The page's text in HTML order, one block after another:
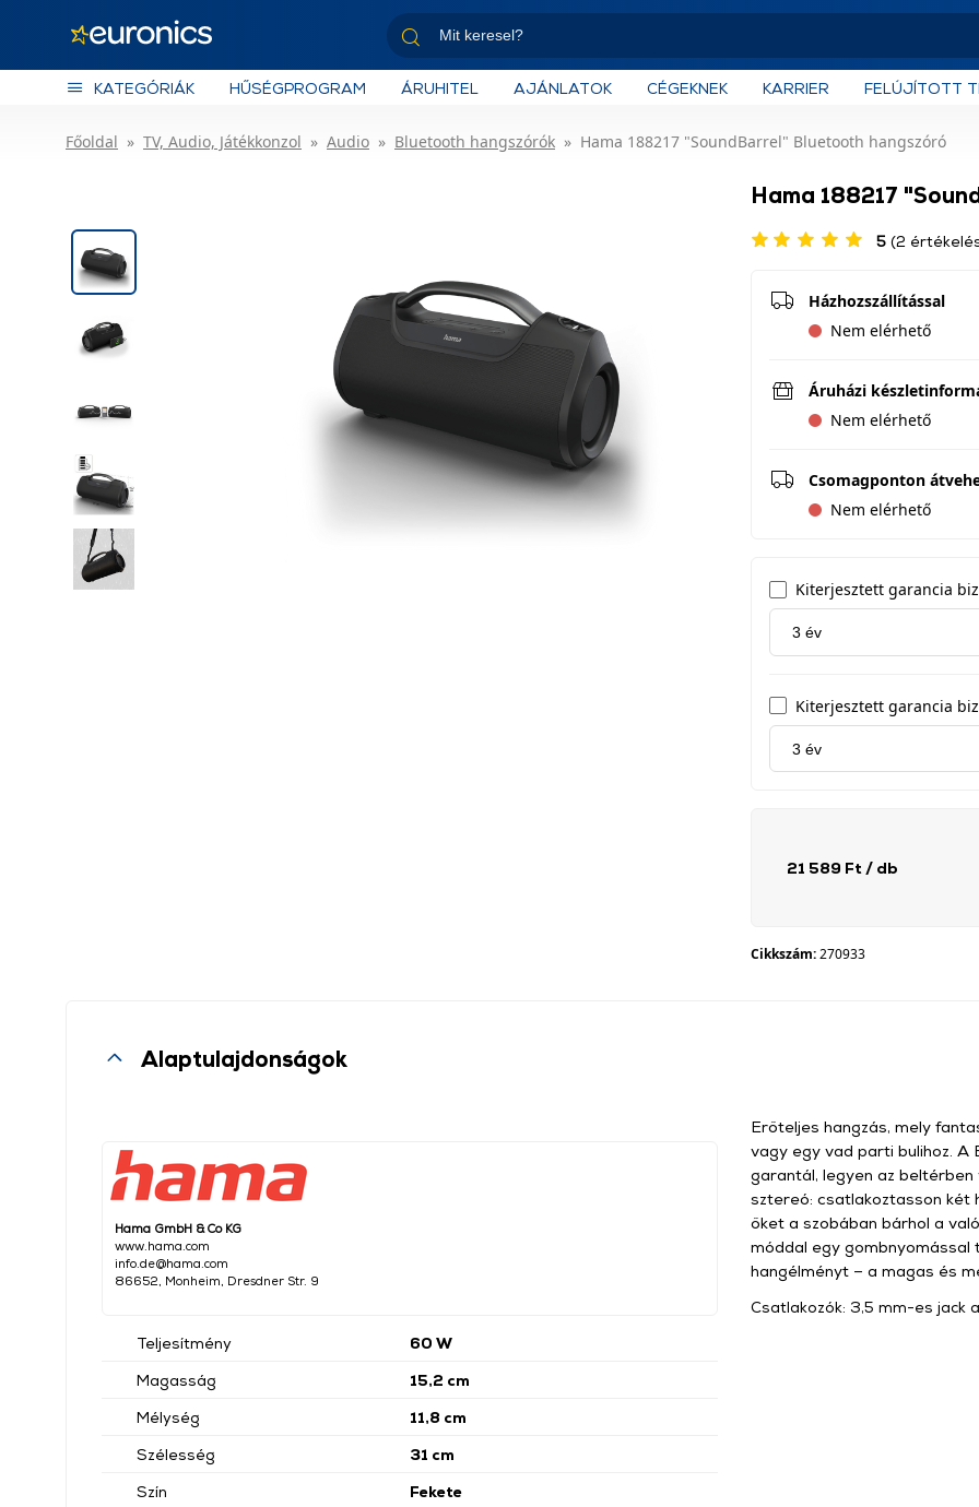
KATEGÓRIÁK HŰSÉGPROGRAM ÁRUHITEL AJÁNLATOK CÉGEKNEK KARRIER FELÚJÍTOTT
Főoldal TV, Audio, Játékkonzol Audio Bluetooth hangszórók Hama 188217 "SoundBarrel" Bluetooth hangszóró
Hama 188217
5 (2
Házhozszállítással
Nem elérhető
Áruházi
Nem elérhető
Csomagponton
Nem elérhető
Kiterjesztett garancia
Kiterjesztett garancia
21 589 Ft / db
Cikkszám:270933
Alaptulajdonságok
Hama GmbH & Co KG
www.hama.com
info.de@hama.com
86652, Monheim, Dresdner Str. 9
Teljesítmény
60 W
Magasság
15,2 cm
Mélység
11,8 cm
Szélesség
31 cm
Szín
Fekete
Erőteljes hangzás, mely
vagy egy vad parti bulihoz. A
garantál, legyen az beltérben
sztereó: csatlakoztasson két
őket a szobában bárhol a
móddal egy gombnyomással
hangélményt – a magas és
Csatlakozók: 3,5 mm-es jack